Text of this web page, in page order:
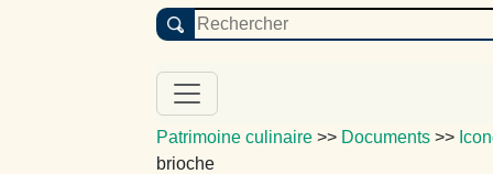
Patrimoine culinaire >> Documents >>
brioche